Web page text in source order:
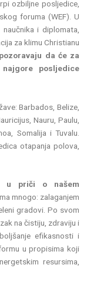
ozbiljne posljedice,
foruma (WEF). U
i diplomata,
za klimu Christianu
da će za
posljedice
Barbados, Belize,
Nauru, Paulu,
Somalija i Tuvalu.
otapanja polova,
u priči o našem
mnogo: zalaganjem
gradovi. Po svom
na čistiju, zdraviju i
efikasnosti i
u propisima koji
resursima,